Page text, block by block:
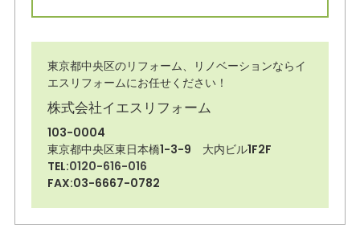
東京都中央区のリフォーム、リノベーションならイ
エスリフォームにお任せください！
株式会社イエスリフォーム
103-0004
東京都中央区東日本橋1-3-9 大内ビル1F2F
TEL:0120-616-016
FAX:03-6667-0782